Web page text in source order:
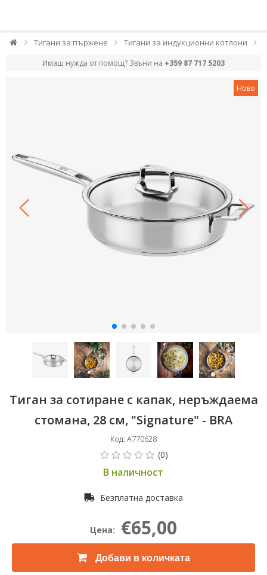
Тигани за пържене Тигани за индукционни котлони
Имаш нужда от помощ? Звъни на +359 87 717 5203
Ново
Тиган за сотиране с капак, неръждаема
стомана, 28 см, "Signature" - BRA
Код: A770628
В наличност
Безплатна доставка
Цена: €65,00
Добави в количката